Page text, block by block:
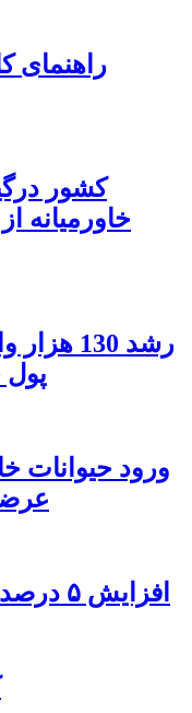
راهنمای
خاورمیانه
پول
ورود حیوانات
افزایش ۵ درصدی ظرفیت قطارهای اربعین